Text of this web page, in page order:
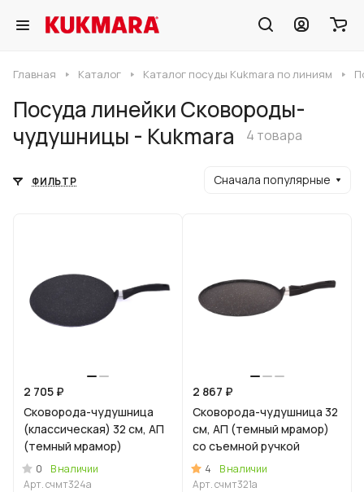
Главная Каталог Каталог посуды Kukmara по линиям
Посуда линейки Сковороды-
чудушницы - Kukmara
4 товара
ФИЛЬТР Сначала популярные
2 705 ₽
Сковорода-чудушница
(классическая) 32 см, АП
(темный мрамор)
0
В наличии
Арт.счмт324а
2 867 ₽
Сковорода-чудушница 32
см, АП (темный мрамор)
со съемной ручкой
4
В наличии
Арт.счмт321а